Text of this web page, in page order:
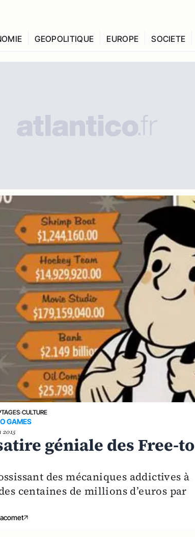
GEOPOLITIQUE EUROPE SOCIETE
›CULTURE
GAMES
2015
géniale des Free-
des mécaniques addictives à
centaines de millions d’euros par